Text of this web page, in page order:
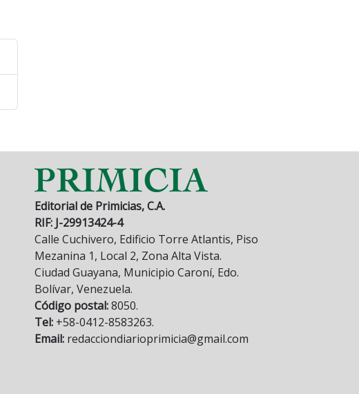
Editorial de Primicias, C.A.
RIF: J-29913424-4
Calle Cuchivero, Edificio Torre Atlantis, Piso
Mezanina 1, Local 2, Zona Alta Vista.
Ciudad Guayana, Municipio Caroní, Edo.
Bolívar, Venezuela.
Código postal:8050.
Tel: +58-0412-8583263.
Email: redacciondiarioprimicia@gmail.com